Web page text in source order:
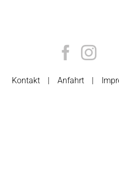
Kontakt Anfahrt